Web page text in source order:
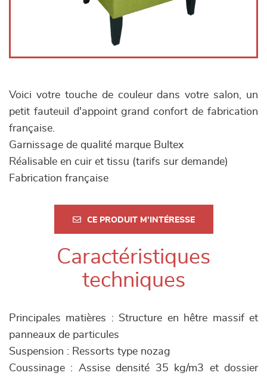
Voici votre touche de couleur dans votre salon, un
petit fauteuil d'appoint grand confort de fabrication
française.
Garnissage de qualité marque Bultex
Réalisable en cuir et tissu (tarifs sur demande)
Fabrication française
CE PRODUIT M'INTÉRESSE
Caractéristiques
techniques
Principales matières : Structure en hêtre massif et
panneaux de particules
Suspension : Ressorts type nozag
Coussinage : Assise densité 35 kg/m3 et dossier